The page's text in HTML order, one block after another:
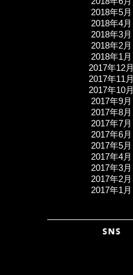
2018年5月
2018年4月
2018年3月
2018年2月
2018年1月
2017年12月
2017年11月
2017年10月
2017年9月
2017年8月
2017年7月
2017年6月
2017年5月
2017年4月
2017年3月
2017年2月
2017年1月